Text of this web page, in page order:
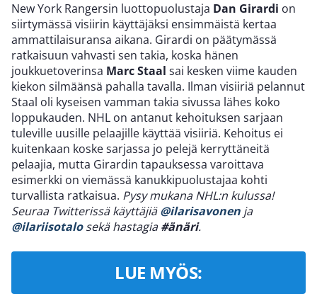
New York Rangersin luottopuolustaja Dan Girardi on
siirtymässä visiirin käyttäjäksi ensimmäistä kertaa
ammattilaisuransa aikana. Girardi on päätymässä
ratkaisuun vahvasti sen takia, koska hänen
joukkuetoverinsa Marc Staal sai kesken viime kauden
kiekon silmäänsä pahalla tavalla. Ilman visiiriä pelannut
Staal oli kyseisen vamman takia sivussa lähes koko
loppukauden. NHL on antanut kehoituksen sarjaan
tuleville uusille pelaajille käyttää visiiriä. Kehoitus ei
kuitenkaan koske sarjassa jo pelejä kerryttäneitä
pelaajia, mutta Girardin tapauksessa varoittava
esimerkki on viemässä kanukkipuolustajaa kohti
turvallista ratkaisua. Pysy mukana NHL:n kulussa!
Seuraa Twitterissä käyttäjiä@ilarisavonen ja
@ilariisotalosekä hastagia#änäri.
LUE MYÖS: